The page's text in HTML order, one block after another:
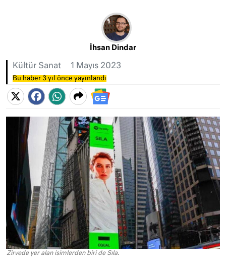
İhsan Dindar
Kültür Sanat 1 Mayıs 2023
Bu haber 3 yıl önce yayınlandı
Zirvede yer alan isimlerden biri de Sıla.